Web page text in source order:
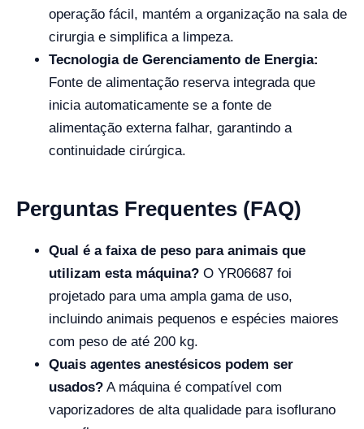
operação fácil, mantém a organização na sala de
cirurgia e simplifica a limpeza.
Tecnologia de Gerenciamento de Energia:
Fonte de alimentação reserva integrada que
inicia automaticamente se a fonte de
alimentação externa falhar, garantindo a
continuidade cirúrgica.
Perguntas Frequentes (FAQ)
Qual é a faixa de peso para animais que
utilizam esta máquina? O YR06687 foi
projetado para uma ampla gama de uso,
incluindo animais pequenos e espécies maiores
com peso de até 200 kg.
Quais agentes anestésicos podem ser
usados? A máquina é compatível com
vaporizadores de alta qualidade para isoflurano